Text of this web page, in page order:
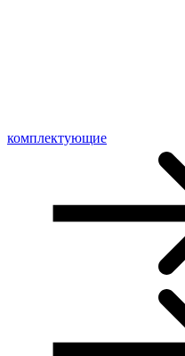
комплектующие